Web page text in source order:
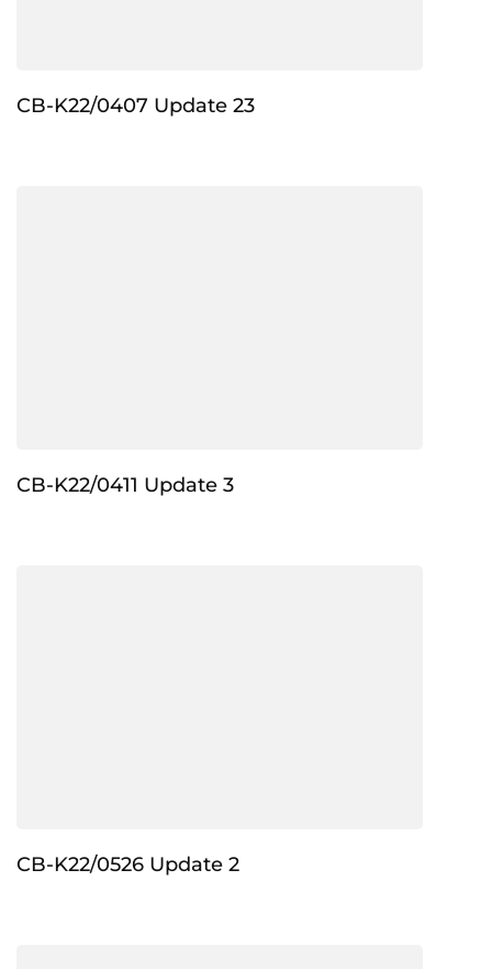
CB-K22/0407 Update 23
CB-K22/0411 Update 3
CB-K22/0526 Update 2